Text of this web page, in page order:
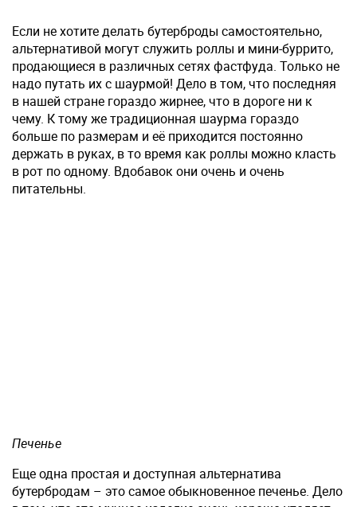
Если не хотите делать бутерброды самостоятельно,
альтернативой могут служить роллы и мини-буррито,
продающиеся в различных сетях фастфуда. Только не
надо путать их с шаурмой! Дело в том, что последняя
в нашей стране гораздо жирнее, что в дороге ни к
чему. К тому же традиционная шаурма гораздо
больше по размерам и её приходится постоянно
держать в руках, в то время как роллы можно класть
в рот по одному. Вдобавок они очень и очень
питательны.
Печенье
Еще одна простая и доступная альтернатива
бутербродам – это самое обыкновенное печенье. Дело